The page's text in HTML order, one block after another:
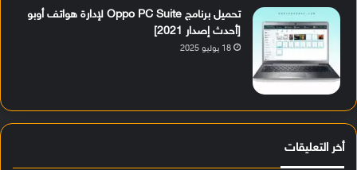
تحميل برنامج Oppo PC Suite لإدارة هواتف أوبو
[أحدث إصدار 2021]
18 يوليو 2025
أخر التعليقات